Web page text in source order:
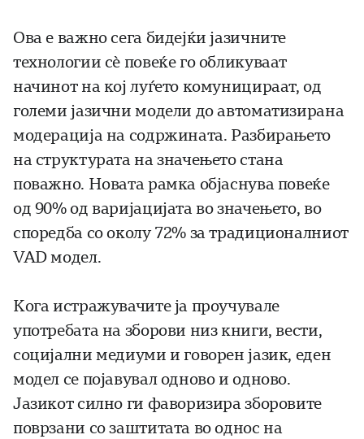
Ова е важно сега бидејќи јазичните
технологии сè повеќе го обликуваат
начинот на кој луѓето комуницираат, од
големи јазични модели до автоматизирана
модерација на содржината. Разбирањето
на структурата на значењето стана
поважно. Новата рамка објаснува повеќе
од 90% од варијацијата во значењето, во
споредба со околу 72% за традиционалниот
VAD модел.
Кога истражувачите ја проучувале
употребата на зборови низ книги, вести,
социјални медиуми и говорен јазик, еден
модел се појавувал одново и одново.
Јазикот силно ги фаворизира зборовите
поврзани со заштитата во однос на